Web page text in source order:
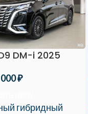
DM-i 2025
₽
гибридный